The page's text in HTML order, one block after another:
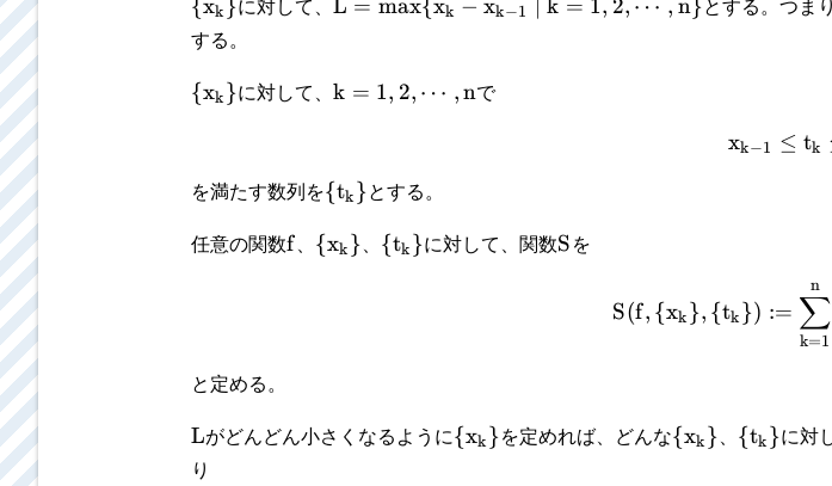
{xk}に対して、 L = max{xk − xk−1 k = 1, 2, ⋯ , n}とする。つまり
する。
{xk}に対して、 k = 1, 2, ⋯ , nで
xk−1 ≤ tk
を満たす数列を{tk}とする。
任意の関数f {xk} {tk}に対して、関数S を
S(f, {xk}, {tk}) :=
k=1
∑
n
と定める。
Lがどんどん小さくなるように{xk}を定めれば、どんな{xk} {tk}に対
り